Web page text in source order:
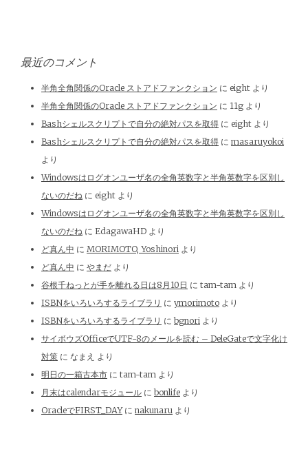
最近のコメント
半角全角関係のOracle ストアドファンクション に eight より
半角全角関係のOracle ストアドファンクション に 11g より
Bashシェルスクリプトで自分の絶対パスを取得 に eight より
Bashシェルスクリプトで自分の絶対パスを取得 に masaruyokoi
より
Windowsはログオンユーザ名の全角英数字と半角英数字を区別し
ないのだね に eight より
Windowsはログオンユーザ名の全角英数字と半角英数字を区別し
ないのだね に EdagawaHD より
ど真ん中 に MORIMOTO, Yoshinori より
ど真ん中 に やまだ より
谷根千ねっとが手を離れる日は8月10日 に tam-tam より
ISBNをいろいろするライブラリ に ymorimoto より
ISBNをいろいろするライブラリ に bgnori より
サイボウズOfficeでUTF-8のメールを読む – DeleGateで文字化け
対策 に なまえ より
明日の一箱古本市 に tam-tam より
月末はcalendarモジュール に bonlife より
OracleでFIRST_DAYに nakunaru より